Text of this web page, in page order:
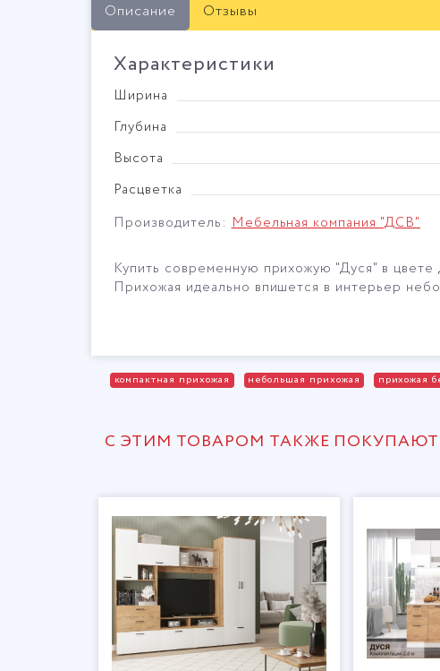
Описание Отзывы
Характеристики
Ширина
Глубина
Высота
Расцветка
Производитель:Мебельная компания "ДСВ"
Купить современную прихожую "Дуся" в
Прихожая идеально впишется в интерьер
компактная прихожая небольшая прихожая прихожая
С ЭТИМ ТОВАРОМ ТАКЖЕ ПОКУПАЮТ